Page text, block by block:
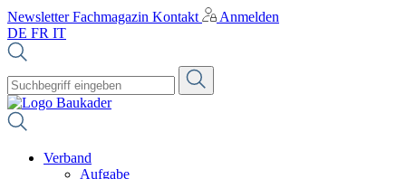
NewsletterFachmagazin Kontakt
Anmelden
DE FR IT
Verband
Aufgabe